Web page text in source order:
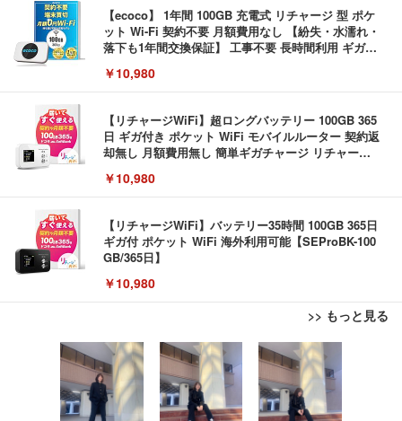
【ecoco】 1年間 100GB 充電式 リチャージ 型 ポケ
ット Wi-Fi 契約不要 月額費用なし 【紛失・水濡れ・
落下も1年間交換保証】 工事不要 長時間利用 ギガ
￥10,980
【リチャージWiFi】超ロングバッテリー 100GB 365
日 ギガ付き ポケット WiFi モバイルルーター 契約返
却無し 月額費用無し 簡単ギガチャージ リチャージ
リー内蔵【SEProWH-100GB/365日】
￥10,980
【リチャージWiFi】バッテリー35時間 100GB 365日
ギガ付 ポケット WiFi 海外利用可能【SEProBK-100
GB/365日】
￥10,980
>> もっと見る
エレコム 充電器 Type-C USB-C 20W USB PD対応
ケーブル一体型 1.5m PSE認証品 GaN採用 折りたた
み式プラグ しろちゃん 【 iPhone16 15 等対応】 E
C-AC6920WF
￥1,090